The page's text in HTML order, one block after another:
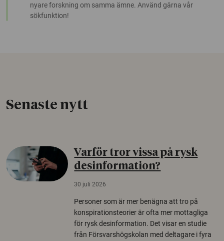
nyare forskning om samma ämne. Använd gärna vår
sökfunktion!
Senaste nytt
Varför tror vissa på rysk
desinformation?
30 juli 2026
Personer som är mer benägna att tro på
konspirationsteorier är ofta mer mottagliga
för rysk desinformation. Det visar en studie
från Försvarshögskolan med deltagare i fyra